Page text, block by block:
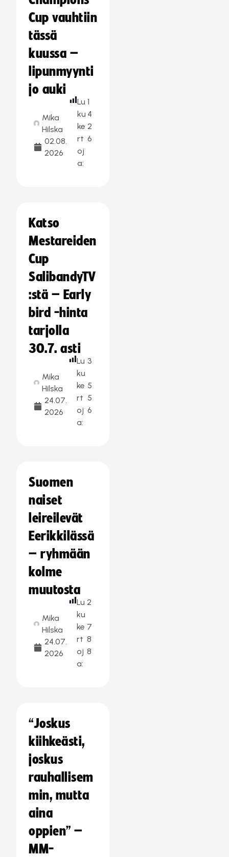
Cup vauhtiin
tässä
kuussa –
lipunmyynti
jo auki
Mika
Hilska
02.08.
2026
Lu
ku
ke
rt
oj
a:
1
4
2
6
Katso
Mestareiden
Cup
SalibandyTV
:stä – Early
bird -hinta
tarjolla
30.7. asti
Mika
Hilska
24.07.
2026
Lu
ku
ke
rt
oj
a:
3
5
5
6
Suomen
naiset
leireilevät
Eerikkilässä
– ryhmään
kolme
muutosta
Mika
Hilska
24.07.
2026
Lu
ku
ke
rt
oj
a:
2
7
8
8
“Joskus
kiihkeästi,
joskus
rauhallisem
min, mutta
aina
oppien” –
MM-